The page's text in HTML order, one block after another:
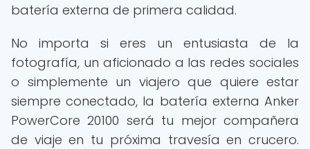
batería externa de primera calidad.
No importa si eres un entusiasta de la
fotografía, un aficionado a las redes sociales
o simplemente un viajero que quiere estar
siempre conectado, la batería externa Anker
PowerCore 20100 será tu mejor compañera
de viaje en tu próxima travesía en crucero.